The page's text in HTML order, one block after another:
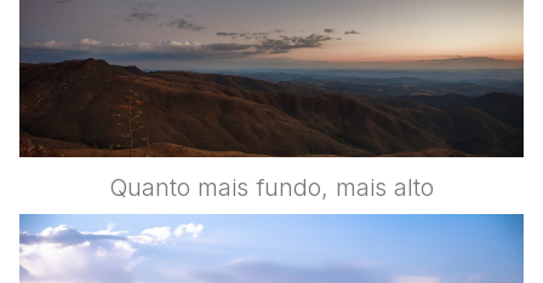
Quanto mais fundo, mais alto